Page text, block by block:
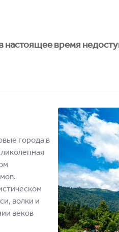
настоящее время
города в
волки и
веков